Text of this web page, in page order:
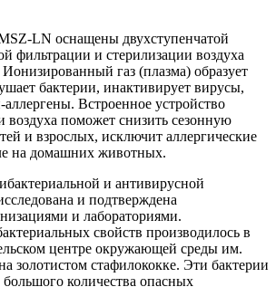
LN оснащены двухступенчатой
фильтрации и стерилизации воздуха
Ионизированный газ (плазма) образует
бактерии, инактивирует вирусы,
аллергены. Встроенное устройство
воздуха поможет снизить сезонную
и взрослых, исключит аллергические
на домашних животных.
и антивирусной
и подтверждена
и лабораториями.
свойств производилось в
центре окружающей среды им.
золотистом стафилококке. Эти бактерии
количества опасных